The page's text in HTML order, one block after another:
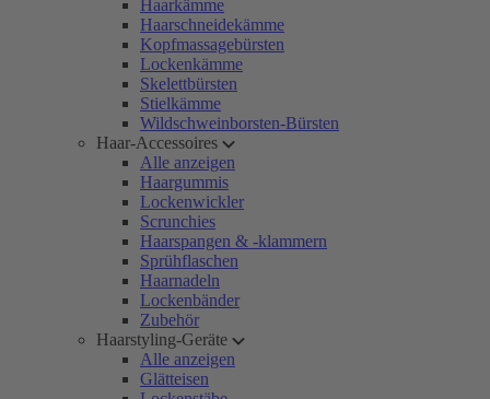
Haarkämme
Haarschneidekämme
Kopfmassagebürsten
Lockenkämme
Skelettbürsten
Stielkämme
Wildschweinborsten-Bürsten
Haar-Accessoires
Alle anzeigen
Haargummis
Lockenwickler
Scrunchies
Haarspangen & -klammern
Sprühflaschen
Haarnadeln
Lockenbänder
Zubehör
Haarstyling-Geräte
Alle anzeigen
Glätteisen